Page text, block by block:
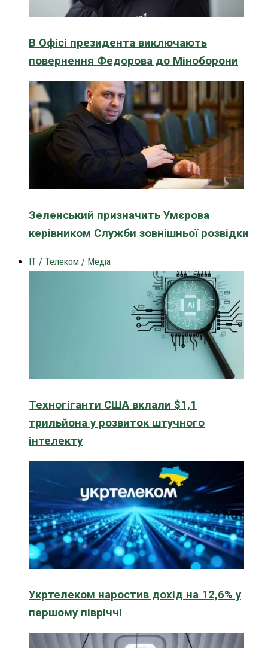
В Офісі президента виключають
повернення Федорова до Міноборони
Зеленський призначить Умєрова
керівником Служби зовнішньої розвідки
IT / Телеком / Медіа
Техногіганти США вклали $1,1
трильйона у розвиток штучного
інтелекту
Укртелеком наростив дохід на 12,6% у
першому півріччі